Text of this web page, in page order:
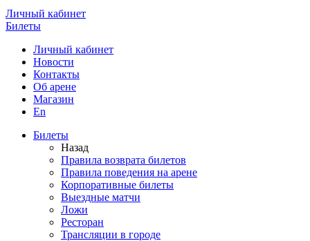
Личный кабинет
Билеты
Личный кабинет
Новости
Контакты
Об арене
Магазин
En
Билеты
Назад
Правила возврата билетов
Правила поведения на арене
Корпоративные билеты
Выездные матчи
Ложи
Ресторан
Трансляции в городе